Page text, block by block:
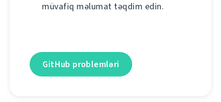
müvafiq məlumat təqdim edin.
GitHub problemləri